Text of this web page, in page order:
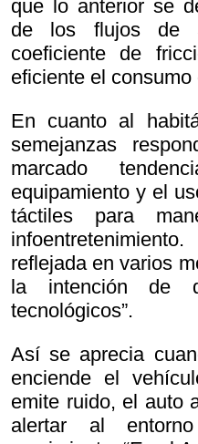
que lo anterior se
de los flujos de
coeficiente de
eficiente el consumo
En cuanto al
semejanzas
marcado
equipamiento y el
táctiles para
reflejada en varios
la intención de
tecnológicos”.
Así se aprecia
enciende el
emite ruido, el auto
alertar al